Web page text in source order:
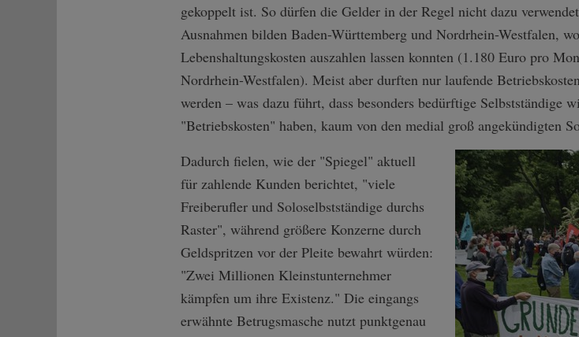
gekoppelt ist. So dürfen die Gelder in der Regel nicht dazu
Ausnahmen bilden Baden-Württemberg und Nordrhein-Westfalen,
Lebenshaltungskosten auszahlen lassen konnten (1.180 Euro pro
Nordrhein-Westfalen). Meist aber durften nur laufende
werden – was dazu führt, dass besonders bedürftige Selbstständige
"Betriebskosten" haben, kaum von den medial groß angekündigten
Dadurch fielen, wie der "Spiegel" aktuell
für zahlende Kunden berichtet, "viele
Freiberufler und Soloselbstständige durchs
Raster", während größere Konzerne durch
Geldspritzen vor der Pleite bewahrt würden:
"Zwei Millionen Kleinstunternehmer
kämpfen um ihre Existenz." Die eingangs
erwähnte Betrugsmasche nutzt punktgenau